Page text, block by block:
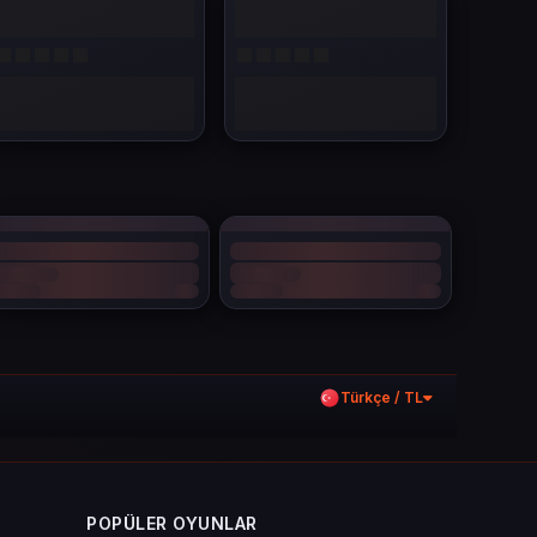
Türkçe / TL
POPÜLER OYUNLAR